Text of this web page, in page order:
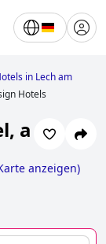
in Lech am
Hotels
a
anzeigen)